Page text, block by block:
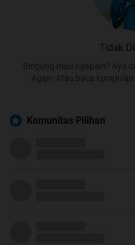
Tidak
Bingung mau ngapain? Ayo
Agan. Atau baca kumpulan
Komunitas Pilihan